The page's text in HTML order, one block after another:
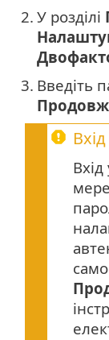
2. У розділі
3. Введіть
Вхід